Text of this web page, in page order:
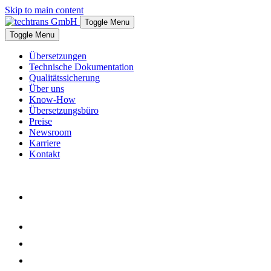
Skip to main content
Toggle Menu
Toggle Menu
Überset­zungen
Technische Dokumen­tation
Qualitäts­sicherung
Über uns
Know-How
Übersetzungs­büro
Preise
Newsroom
Karriere
Kontakt